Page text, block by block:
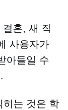
결혼, 새 직
사용자가
아들일 수
히는 것은 학